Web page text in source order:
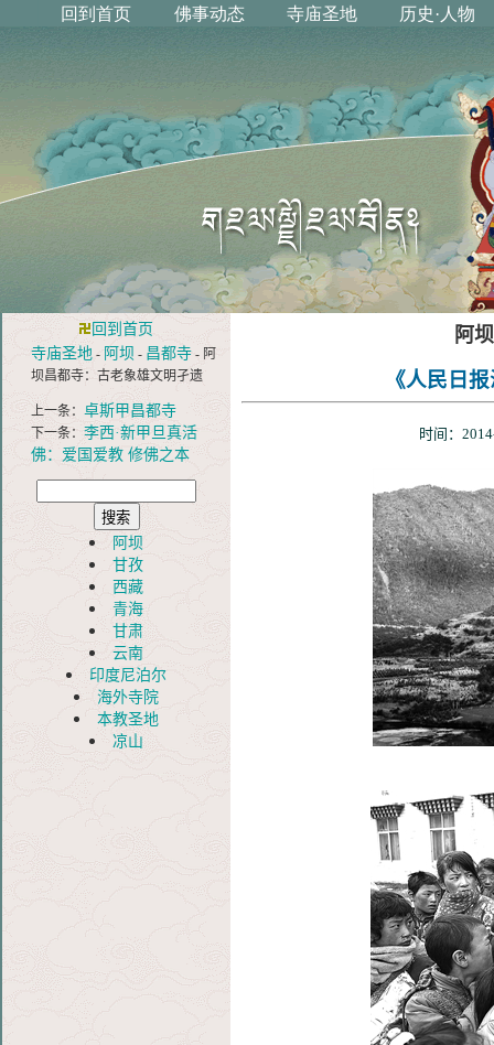
回到首页
寺庙圣地 - 阿坝 - 昌都寺 - 阿
坝昌都寺：古老象雄文明孑遗
上一条：卓斯甲昌都寺
下一条：李西·新甲旦真活
佛：爱国爱教 修佛之本
阿坝
甘孜
西藏
青海
甘肃
云南
印度尼泊尔
海外寺院
本教圣地
凉山
阿
《人民日
时间：